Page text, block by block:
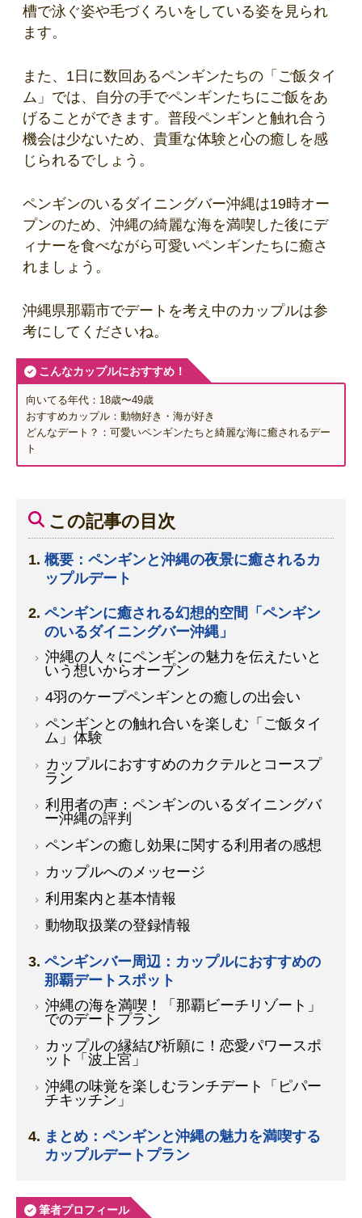
槽で泳ぐ姿や毛づくろいをしている姿を見られ
ます。
また、1日に数回あるペンギンたちの「ご飯タイ
ム」では、自分の手でペンギンたちにご飯をあ
げることができます。普段ペンギンと触れ合う
機会は少ないため、貴重な体験と心の癒しを感
じられるでしょう。
ペンギンのいるダイニングバー沖縄は19時オー
プンのため、沖縄の綺麗な海を満喫した後にデ
ィナーを食べながら可愛いペンギンたちに癒さ
れましょう。
沖縄県那覇市でデートを考え中のカップルは参
考にしてくださいね。
こんなカップルにおすすめ！
向いてる年代：18歳〜49歳
おすすめカップル：動物好き・海が好き
どんなデート？：可愛いペンギンたちと綺麗な海に癒されるデー
ト
この記事の目次
概要：ペンギンと沖縄の夜景に癒されるカ
ップルデート
ペンギンに癒される幻想的空間「ペンギン
のいるダイニングバー沖縄」
沖縄の人々にペンギンの魅力を伝えたいと
いう想いからオープン
4羽のケープペンギンとの癒しの出会い
ペンギンとの触れ合いを楽しむ「ご飯タイ
ム」体験
カップルにおすすめのカクテルとコースプ
ラン
利用者の声：ペンギンのいるダイニングバ
ー沖縄の評判
ペンギンの癒し効果に関する利用者の感想
カップルへのメッセージ
利用案内と基本情報
動物取扱業の登録情報
ペンギンバー周辺：カップルにおすすめの
那覇デートスポット
沖縄の海を満喫！「那覇ビーチリゾート」
でのデートプラン
カップルの縁結び祈願に！恋愛パワースポ
ット「波上宮」
沖縄の味覚を楽しむランチデート「ピパー
チキッチン」
まとめ：ペンギンと沖縄の魅力を満喫する
カップルデートプラン
筆者プロフィール